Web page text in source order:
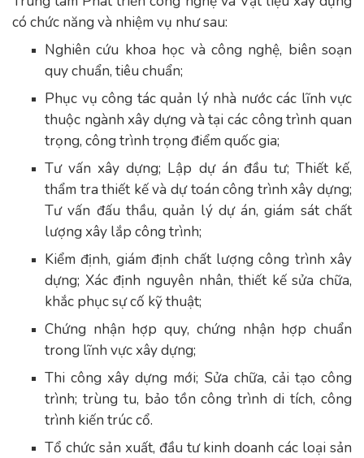
có chức năng và nhiệm vụ như sau:
Nghiên cứu khoa học và công nghệ, biên soạn
quy chuẩn, tiêu chuẩn;
Phục vụ công tác quản lý nhà nước các lĩnh vực
thuộc ngành xây dựng và tại các công trình quan
trọng, công trình trọng điểm quốc gia;
Tư vấn xây dựng; Lập dự án đầu tư; Thiết kế,
thẩm tra thiết kế và dự toán công trình xây dựng;
Tư vấn đấu thầu, quản lý dự án, giám sát chất
lượng xây lắp công trình;
Kiểm định, giám định chất lượng công trình xây
dựng; Xác định nguyên nhân, thiết kế sửa chữa,
khắc phục sự cố kỹ thuật;
Chứng nhận hợp quy, chứng nhận hợp chuẩn
trong lĩnh vực xây dựng;
Thi công xây dựng mới; Sửa chữa, cải tạo công
trình; trùng tu, bảo tồn công trình di tích, công
trình kiến trúc cổ.
Tổ chức sản xuất, đầu tư kinh doanh các loại sản